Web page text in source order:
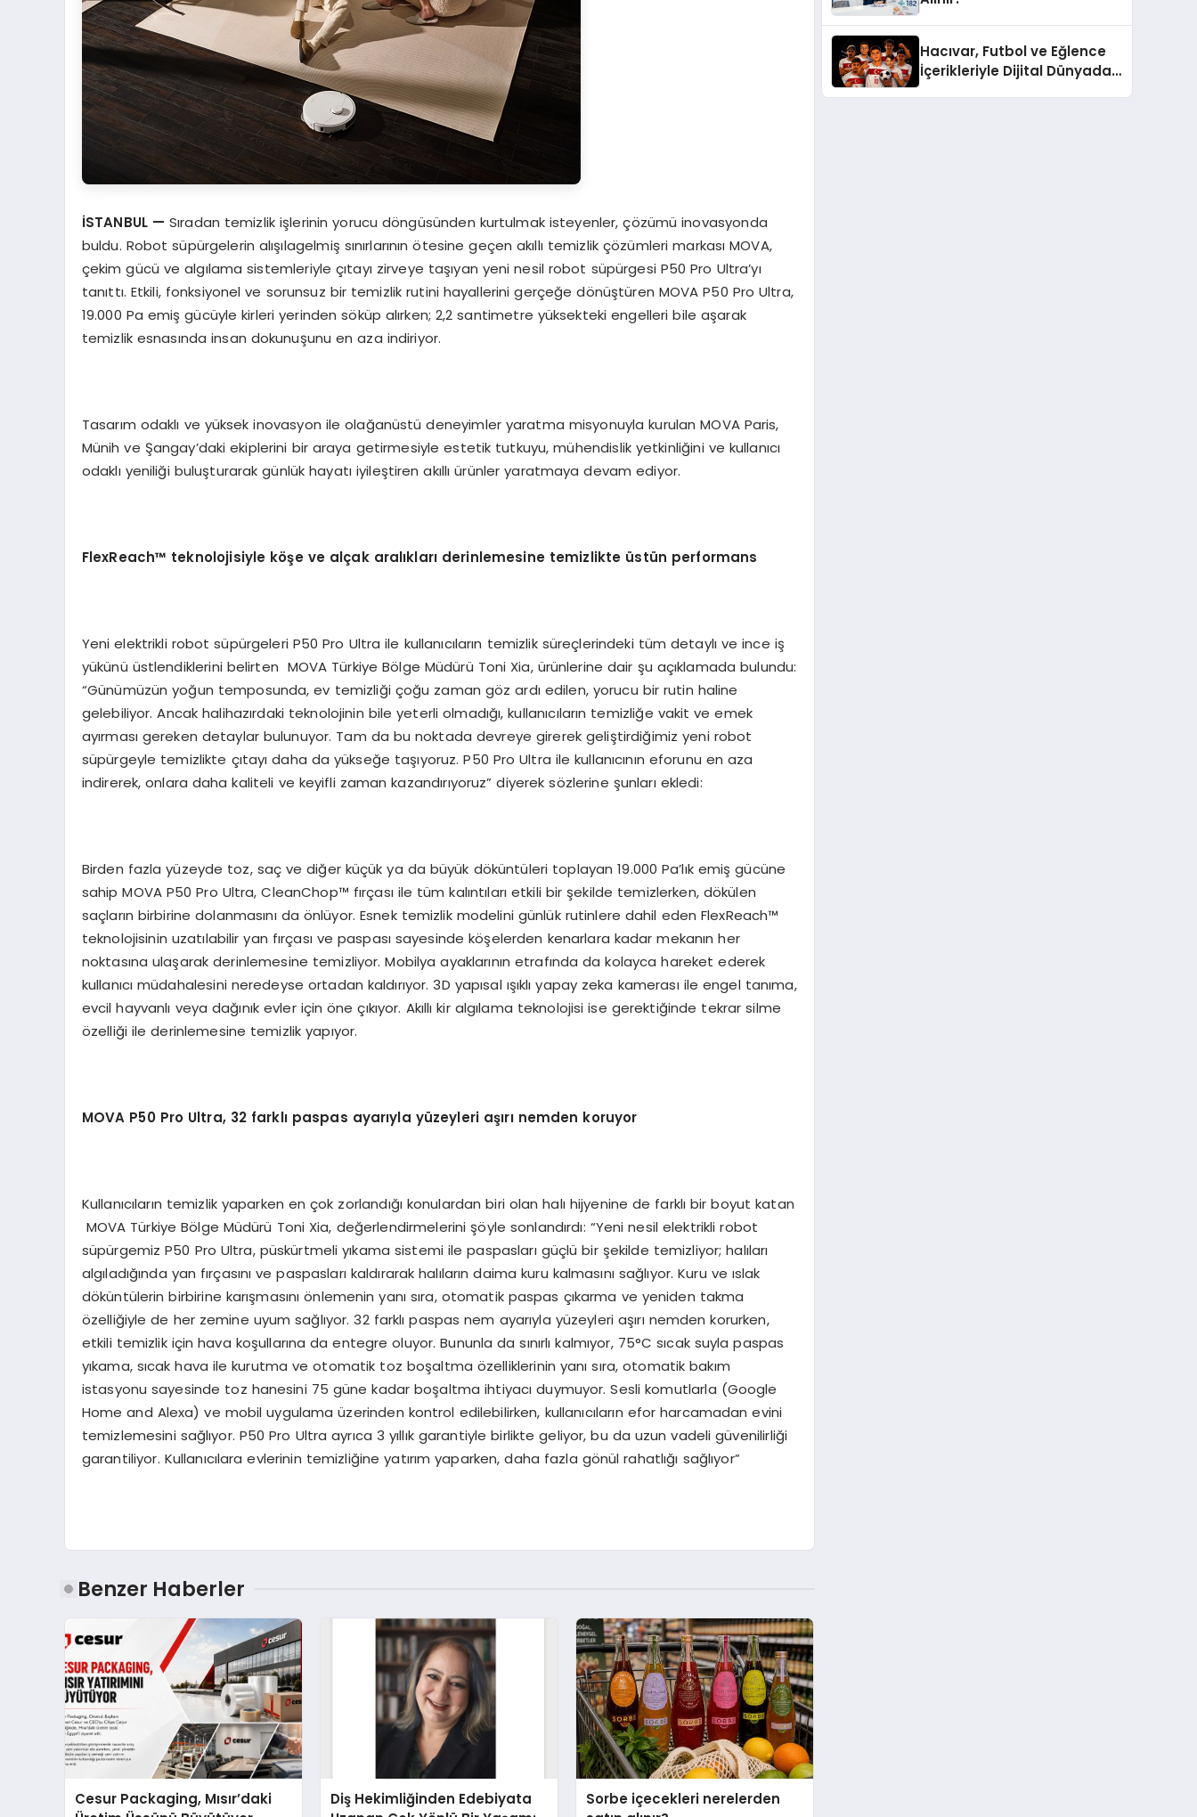
İSTANBUL — Sıradan temizlik işlerinin yorucu döngüsünden kurtulmak isteyenler, çözümü inovasyonda
buldu. Robot süpürgelerin alışılagelmiş sınırlarının ötesine geçen akıllı temizlik çözümleri markası MOVA,
çekim gücü ve algılama sistemleriyle çıtayı zirveye taşıyan yeni nesil robot süpürgesi P50 Pro Ultra’yı
tanıttı. Etkili, fonksiyonel ve sorunsuz bir temizlik rutini hayallerini gerçeğe dönüştüren MOVA P50 Pro Ultra,
19.000 Pa emiş gücüyle kirleri yerinden söküp alırken; 2,2 santimetre yüksekteki engelleri bile aşarak
temizlik esnasında insan dokunuşunu en aza indiriyor.
Tasarım odaklı ve yüksek inovasyon ile olağanüstü deneyimler yaratma misyonuyla kurulan MOVA Paris,
Münih ve Şangay’daki ekiplerini bir araya getirmesiyle estetik tutkuyu, mühendislik yetkinliğini ve kullanıcı
odaklı yeniliği buluşturarak günlük hayatı iyileştiren akıllı ürünler yaratmaya devam ediyor.
FlexReach™ teknolojisiyle köşe ve alçak aralıkları derinlemesine temizlikte üstün performans
Yeni elektrikli robot süpürgeleri P50 Pro Ultra ile kullanıcıların temizlik süreçlerindeki tüm detaylı ve ince iş
yükünü üstlendiklerini belirten MOVA Türkiye Bölge Müdürü Toni Xia, ürünlerine dair şu açıklamada bulundu:
“Günümüzün yoğun temposunda, ev temizliği çoğu zaman göz ardı edilen, yorucu bir rutin haline
gelebiliyor. Ancak halihazırdaki teknolojinin bile yeterli olmadığı, kullanıcıların temizliğe vakit ve emek
ayırması gereken detaylar bulunuyor. Tam da bu noktada devreye girerek geliştirdiğimiz yeni robot
süpürgeyle temizlikte çıtayı daha da yükseğe taşıyoruz. P50 Pro Ultra ile kullanıcının eforunu en aza
indirerek, onlara daha kaliteli ve keyifli zaman kazandırıyoruz” diyerek sözlerine şunları ekledi:
Birden fazla yüzeyde toz, saç ve diğer küçük ya da büyük döküntüleri toplayan 19.000 Pa’lık emiş gücüne
sahip MOVA P50 Pro Ultra, CleanChop™ fırçası ile tüm kalıntıları etkili bir şekilde temizlerken, dökülen
saçların birbirine dolanmasını da önlüyor. Esnek temizlik modelini günlük rutinlere dahil eden FlexReach™
teknolojisinin uzatılabilir yan fırçası ve paspası sayesinde köşelerden kenarlara kadar mekanın her
noktasına ulaşarak derinlemesine temizliyor. Mobilya ayaklarının etrafında da kolayca hareket ederek
kullanıcı müdahalesini neredeyse ortadan kaldırıyor. 3D yapısal ışıklı yapay zeka kamerası ile engel tanıma,
evcil hayvanlı veya dağınık evler için öne çıkıyor. Akıllı kir algılama teknolojisi ise gerektiğinde tekrar silme
özelliği ile derinlemesine temizlik yapıyor.
MOVA P50 Pro Ultra, 32 farklı paspas ayarıyla yüzeyleri aşırı nemden koruyor
Kullanıcıların temizlik yaparken en çok zorlandığı konulardan biri olan halı hijyenine de farklı bir boyut katan
MOVA Türkiye Bölge Müdürü Toni Xia, değerlendirmelerini şöyle sonlandırdı: “Yeni nesil elektrikli robot
süpürgemiz P50 Pro Ultra, püskürtmeli yıkama sistemi ile paspasları güçlü bir şekilde temizliyor; halıları
algıladığında yan fırçasını ve paspasları kaldırarak halıların daima kuru kalmasını sağlıyor. Kuru ve ıslak
döküntülerin birbirine karışmasını önlemenin yanı sıra, otomatik paspas çıkarma ve yeniden takma
özelliğiyle de her zemine uyum sağlıyor. 32 farklı paspas nem ayarıyla yüzeyleri aşırı nemden korurken,
etkili temizlik için hava koşullarına da entegre oluyor. Bununla da sınırlı kalmıyor, 75°C sıcak suyla paspas
yıkama, sıcak hava ile kurutma ve otomatik toz boşaltma özelliklerinin yanı sıra, otomatik bakım
istasyonu sayesinde toz hanesini 75 güne kadar boşaltma ihtiyacı duymuyor. Sesli komutlarla (Google
Home and Alexa) ve mobil uygulama üzerinden kontrol edilebilirken, kullanıcıların efor harcamadan evini
temizlemesini sağlıyor. P50 Pro Ultra ayrıca 3 yıllık garantiyle birlikte geliyor, bu da uzun vadeli güvenilirliği
garantiliyor. Kullanıcılara evlerinin temizliğine yatırım yaparken, daha fazla gönül rahatlığı sağlıyor”
Benzer Haberler
Cesur Packaging, Mısır’daki
Diş Hekimliğinden Edebiyata
Sorbe içecekleri nerelerden
Hacıvar, Futbol ve Eğlence
İçerikleriyle Dijital Dünyada